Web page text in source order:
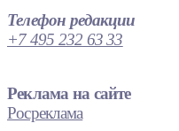
Телефон редакции
+7 495 232 63 33
Реклама на сайте
Росреклама